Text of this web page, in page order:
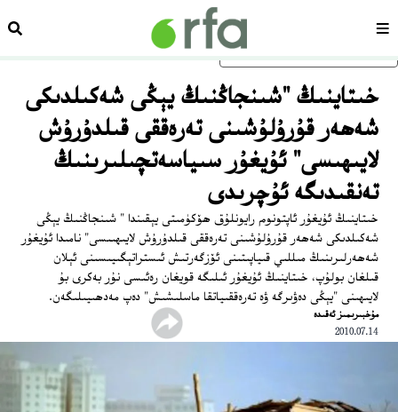
ئاساسلىق مەزمۇنغا ئاتلاڭسەھىپە
خىتاينىڭ "شىنجاڭنىڭ يېڭى شەكىلدىكى
شەھەر قۇرۇلۇشىنى تەرەققى قىلدۇرۇش
لايىھىسى" ئۇيغۇر سىياسەتچىلىرىنىڭ
تەنقىدىگە ئۇچرىدى
خىتاينىڭ ئۇيغۇر ئاپتونوم رايونلۇق ھۆكۈمىتى يېقىندا " شىنجاڭنىڭ يېڭى
شەكىلدىكى شەھەر قۇرۇلۇشىنى تەرەققى قىلدۇرۇش لايىھىىسى" نامىدا ئۇيغۇر
شەھەرلىرىنىڭ مىللىي قىياپىتىنى ئۆزگەرتىش ئىستراتېگىيىسىنى ئېلان
قىلغان بولۇپ، خىتاينىڭ ئۇيغۇر ئىلىگە قويغان رەئىسى نۇر بەكرى بۇ
لايىھىنى "يېڭى دەۋىرگە ۋە تەرەققىياتقا ماسلىشىش" دەپ مەدھىيىلىگەن.
ﻣﯘﺧﺒﯩﺮﯨﻤﯩﺰ ﺋﻪﻗﯩﺪﻩ
2010.07.14